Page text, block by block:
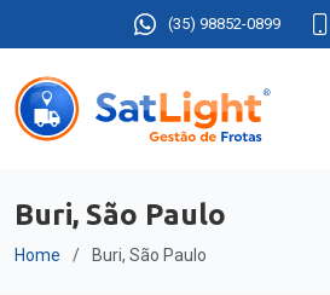
(35) 98852-0899
Buri, São Paulo
Home Buri, São Paulo